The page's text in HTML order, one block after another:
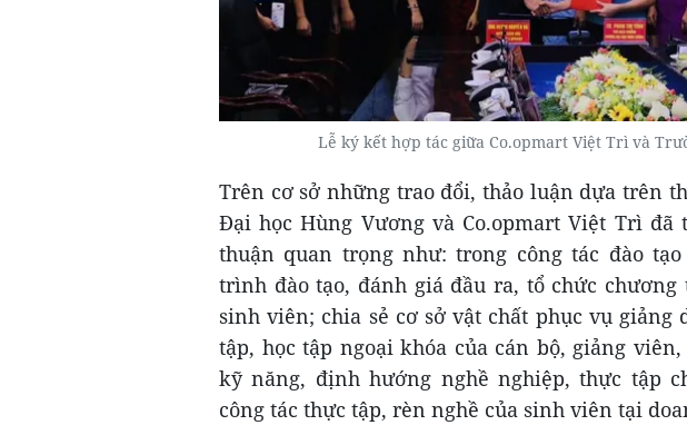
Lễ ký kết hợp tác giữa Co.opmart Việt Trì và
Trên cơ sở những trao đổi, thảo luận dựa trên
Đại học Hùng Vương và Co.opmart Việt Trì
thuận quan trọng như: trong công tác đào
trình đào tạo, đánh giá đầu ra, tổ chức
sinh viên; chia sẻ cơ sở vật chất phục vụ giảng
tập, học tập ngoại khóa của cán bộ, giảng
kỹ năng, định hướng nghề nghiệp, thực tập
công tác thực tập, rèn nghề của sinh viên tại